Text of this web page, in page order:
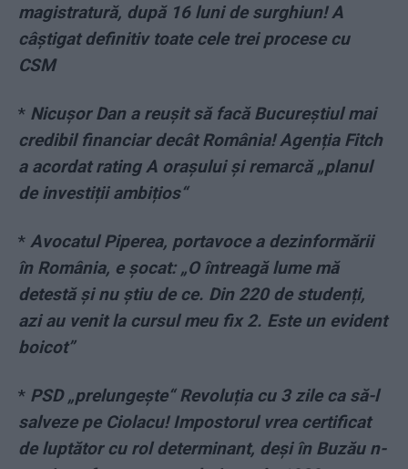
magistratură, după 16 luni de surghiun! A
câștigat definitiv toate cele trei procese cu
CSM
* Nicușor Dan a reușit să facă Bucureștiul mai
credibil financiar decât România! Agenția Fitch
a acordat rating A orașului și remarcă „planul
de investiții ambițios“
* Avocatul Piperea, portavoce a dezinformării
în România, e șocat: „O întreagă lume mă
detestă și nu știu de ce. Din 220 de studenți,
azi au venit la cursul meu fix 2. Este un evident
boicot”
* PSD „prelungește“ Revoluția cu 3 zile ca să-l
salveze pe Ciolacu! Impostorul vrea certificat
de luptător cu rol determinant, deși în Buzău n-